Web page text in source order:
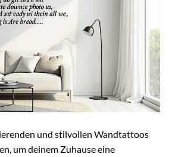
und stilvollen Wandtattoos
um deinem Zuhause eine